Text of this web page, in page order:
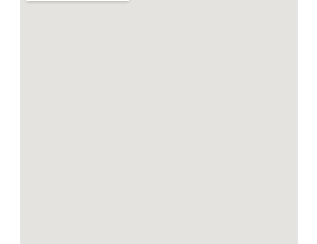
Bandenspanningsweergavesysteem